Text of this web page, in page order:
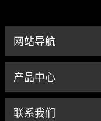
网站导航
产品中心
联系我们